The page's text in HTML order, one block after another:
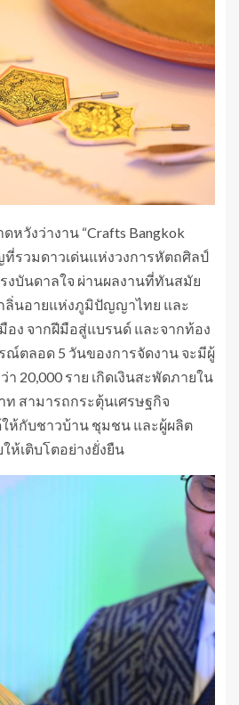
หวังว่างาน “Crafts Bangkok
ที่รวมดาวเด่นแห่งวงการหัตถศิลป์
งบันดาลใจ ผ่านผลงานที่ทันสมัย
ลิ่นอายแห่งภูมิปัญญาไทย และ
อง จากฝีมือสู่แบรนด์ และจากท้อง
ณ์ตลอด 5 วันของการจัดงาน จะมีผู้
20,000 ราย เกิดเงินสะพัดภายใน
ท สามารถกระตุ้นเศรษฐกิจ
ห้กับชาวบ้าน ชุมชน และผู้ผลิต
ห้เติบโตอย่างยั่งยืน